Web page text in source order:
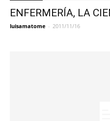
ENFERMERÍA, LA
luisamatome - 2011/11/16